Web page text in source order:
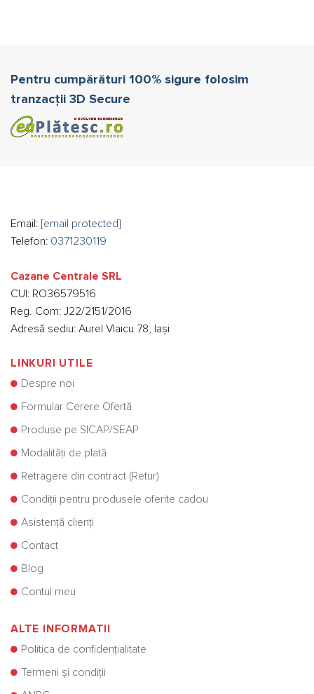
Pentru cumpărături 100% sigure folosim
tranzacții 3D Secure
Email: [email protected]
Telefon: 0371230119
Cazane Centrale SRL
CUI: RO36579516
Reg. Com: J22/2151/2016
Adresă sediu: Aurel Vlaicu 78, Iași
LINKURI UTILE
Despre noi
Formular Cerere Ofertă
Produse pe SICAP/SEAP
Modalități de plată
Retragere din contract (Retur)
Condiții pentru produsele oferite cadou
Asistență clienți
Contact
Blog
Contul meu
ALTE INFORMATII
Politica de confidențialitate
Termeni și condiții